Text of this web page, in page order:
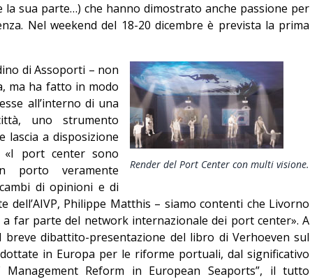
la sua parte…) che hanno dimostrato anche passione per
Nel weekend del 18-20 dicembre è prevista la prima
Render del Port Center con multi visione.
di Assoporti – non
ma ha fatto in modo
all’interno di una
uno strumento
lascia a disposizione
«I port center sono
porto veramente
di opinioni e di
dell’AIVP, Philippe Matthis – siamo contenti che Livorno
far parte del network internazionale dei port center». A
breve dibattito-presentazione del libro di Verhoeven sul
in Europa per le riforme portuali, dal significativo
Management Reform in European Seaports”, il tutto